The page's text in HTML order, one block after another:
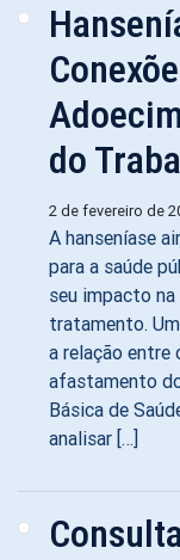
do
2 de fevereiro de
A hanseníase
para a saúde
seu impacto
tratamento.
a relação entre
afastamento
Básica de
analisar […]